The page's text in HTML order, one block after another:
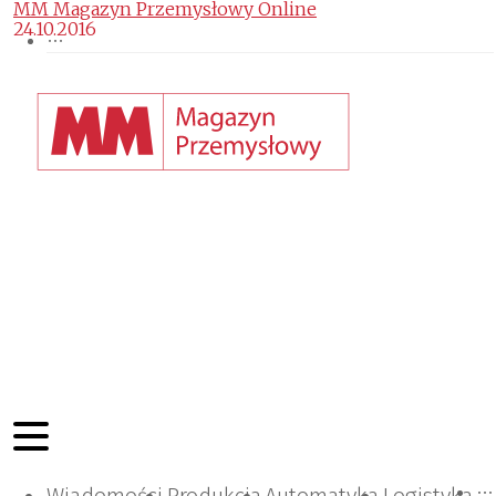
MM Magazyn Przemysłowy Online
24.10.2016